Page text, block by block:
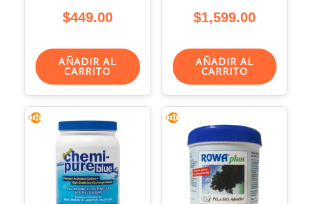
$449.00
AÑADIR AL
CARRITO
$1,599.00
AÑADIR AL
CARRITO